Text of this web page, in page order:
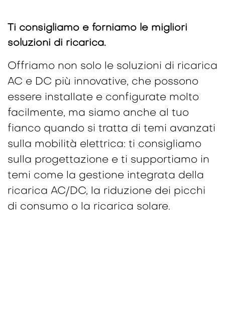
Ti consigliamo e forniamo le migliori
soluzioni di ricarica.
Offriamo non solo le soluzioni di ricarica
AC e DC più innovative, che possono
essere installate e configurate molto
facilmente, ma siamo anche al tuo
fianco quando si tratta di temi avanzati
sulla mobilità elettrica: ti consigliamo
sulla progettazione e ti supportiamo in
temi come la gestione integrata della
ricarica AC/DC, la riduzione dei picchi
di consumo o la ricarica solare.